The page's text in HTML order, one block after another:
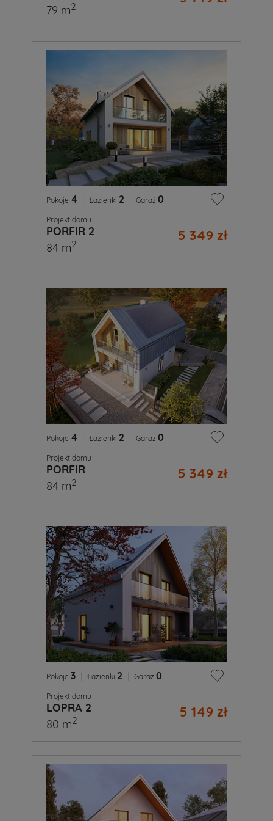
79 m2
Pokoje 4 Łazienki 2 Garaż 0
Projekt domu
PORFIR 2 5 349 zł
84 m2
Pokoje 4 Łazienki 2 Garaż 0
Projekt domu
PORFIR 5 349 zł
84 m2
Pokoje 3 Łazienki 2 Garaż 0
Projekt domu
LOPRA 2 5 149 zł
80 m2